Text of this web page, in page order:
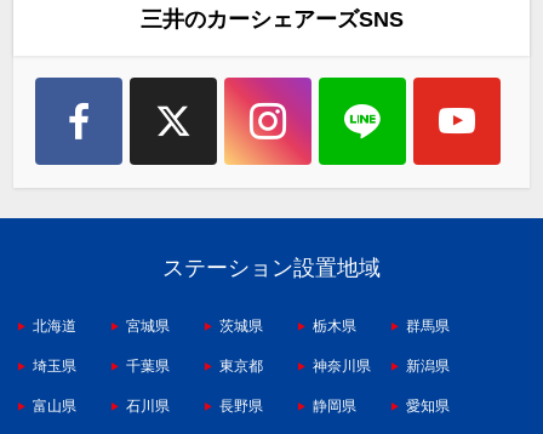
三井のカーシェアーズSNS
ステーション設置地域
北海道 宮城県 茨城県 栃木県 群馬県
埼玉県 千葉県 東京都 神奈川県 新潟県
富山県 石川県 長野県 静岡県 愛知県